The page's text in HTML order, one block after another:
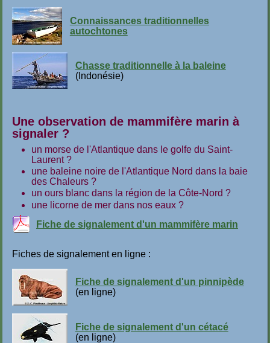
Connaissances traditionnelles
autochtones
Chasse traditionnelle à la baleine
(Indonésie)
Une observation de mammifère marin à
signaler ?
un morse de l'Atlantique dans le golfe du Saint-
Laurent ?
une baleine noire de l'Atlantique Nord dans la baie
des Chaleurs ?
un ours blanc dans la région de la Côte-Nord ?
une licorne de mer dans nos eaux ?
Fiche de signalement d'un mammifère marin
Fiches de signalement en ligne :
Fiche de signalement d'un pinnipède
(en ligne)
Fiche de signalement d'un cétacé
(en ligne)